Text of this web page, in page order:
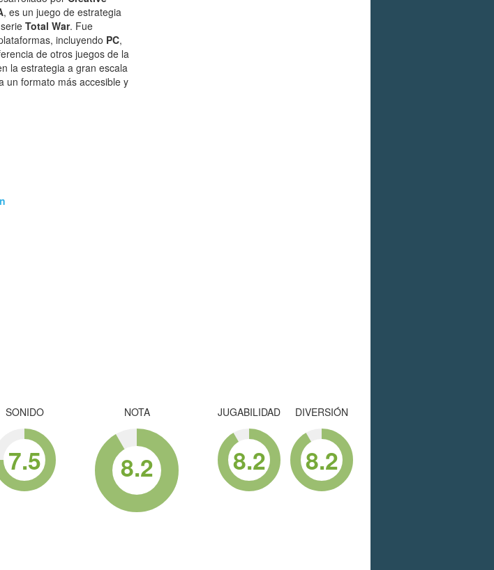
, es un juego de estrategia
Total War. Fue
incluyendo PC,
de otros juegos de la
la estrategia a gran escala
un formato más accesible y
SONIDO
7.5
NOTA
8.2
DIVERSIÓN
8.2
JUGABILIDAD
8.2